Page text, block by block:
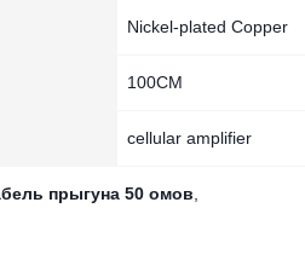
Nickel-plated Copper
100CM
cellular amplifier
прыгуна 50 омов